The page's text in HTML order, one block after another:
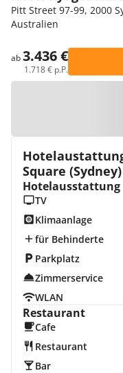
Pitt Street 97-99, 2000
Australien
ab3.436 €
1.718 € p.P.
Square (Sydney)
Hotelausstattung
TV
Klimaanlage
für Behinderte
Parkplatz
Zimmerservice
WLAN
Restaurant
Cafe
Restaurant
Bar